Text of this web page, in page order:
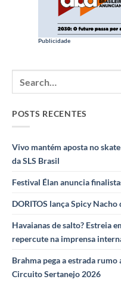
Publicidade
POSTS RECENTES
Vivo mantém aposta no
da SLS Brasil
Festival Élan anuncia
DORITOS lança Spicy
Havaianas de salto? Estreia
repercute na imprensa
Brahma pega a estrada
Circuito Sertanejo 2026